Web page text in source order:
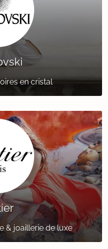
en cristal
& joaillerie de luxe